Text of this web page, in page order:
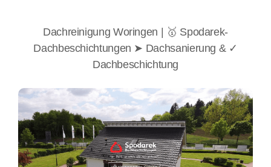
Dachreinigung Woringen | 🥇 Spodarek-
Dachbeschichtungen ➤ Dachsanierung & ✓
Dachbeschichtung